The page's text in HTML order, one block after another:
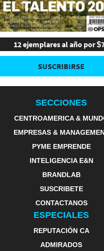
12 ejemplares al año por
SUSCRIBIRSE
SECCIONES
CENTROAMERICA &
EMPRESAS &
PYME EMPRENDE
INTELIGENCIA E&N
BRANDLAB
SUSCRIBETE
CONTACTANOS
ESPECIALES
REPUTACIÓN CA
ADMIRADOS